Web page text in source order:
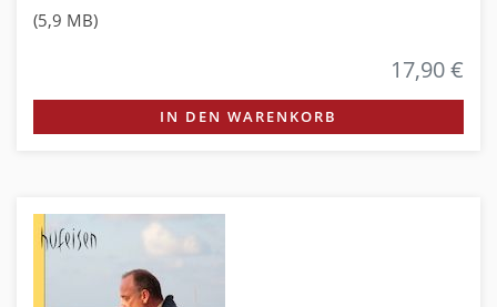
(5,9 MB)
17,90 €
IN DEN WARENKORB